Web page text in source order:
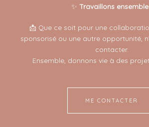
✨ Travaillons
📩 Que ce soit pour une
sponsorisé ou une autre opportunité,
contacter.
Ensemble, donnons vie à des
ME CONTACTER